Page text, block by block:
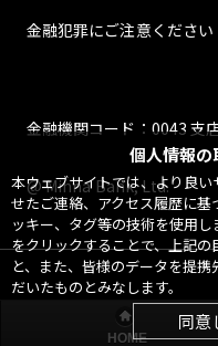
個人情報の
本ウェブサイトでは、より良
せたご連絡、アクセス履歴に
ッキー、タグ等の技術を使用
をクリックすることで、上記
と、また、皆様のデータを提
だいたものとみなします。
同意
金融犯罪にご注意ください
金融機関コード：0043 支
@ Minna Bank, Ltd.
HOME